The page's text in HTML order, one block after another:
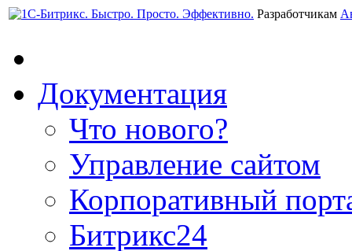
Разработчикам
Документация
Что нового?
Управление сайтом
Корпоративный
Битрикс24